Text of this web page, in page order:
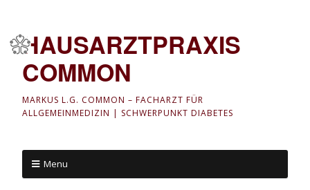
HAUSARZTPRAXIS
COMMON
MARKUS L.G. COMMON – FACHARZT FÜR
ALLGEMEINMEDIZIN | SCHWERPUNKT DIABETES
Menu